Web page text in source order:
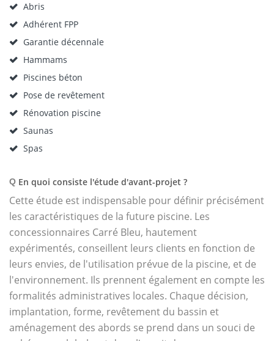
Abris
Adhérent FPP
Garantie décennale
Hammams
Piscines béton
Pose de revêtement
Rénovation piscine
Saunas
Spas
Q En quoi consiste l'étude d'avant-projet ?
Cette étude est indispensable pour définir précisément
les caractéristiques de la future piscine. Les
concessionnaires Carré Bleu, hautement
expérimentés, conseillent leurs clients en fonction de
leurs envies, de l'utilisation prévue de la piscine, et de
l'environnement. Ils prennent également en compte les
formalités administratives locales. Chaque décision,
implantation, forme, revêtement du bassin et
aménagement des abords se prend dans un souci de